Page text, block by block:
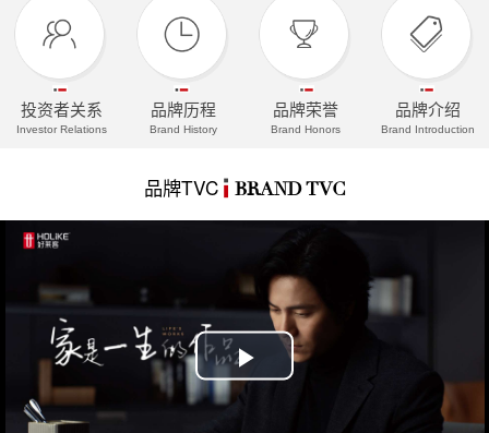
投资者关系
Investor Relations
品牌历程
Brand History
品牌荣誉
Brand Honors
品牌介绍
Brand Introduction
品牌TVC BRAND TVC
Play